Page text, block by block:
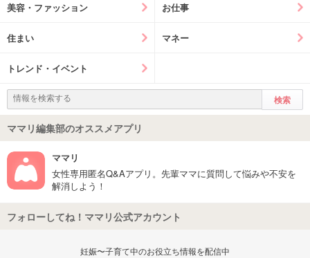
美容・ファッション お仕事
住まい マネー
トレンド・イベント
ママリ編集部のオススメアプリ
ママリ
女性専用匿名Q&Aアプリ。先輩ママに質問して悩みや不安を
解消しよう！
フォローしてね！ママリ公式アカウント
妊娠〜子育て中のお役立ち情報を配信中